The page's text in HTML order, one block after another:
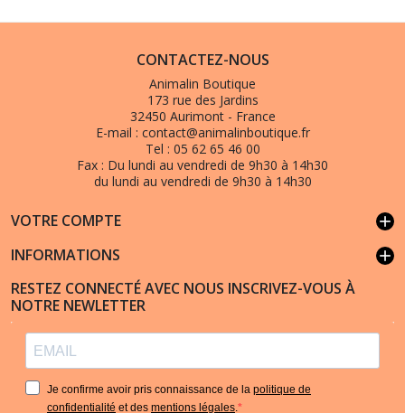
CONTACTEZ-NOUS
Animalin Boutique
173 rue des Jardins
32450 Aurimont - France
E-mail : contact@animalinboutique.fr
Tel : 05 62 65 46 00
Fax : Du lundi au vendredi de 9h30 à 14h30
du lundi au vendredi de 9h30 à 14h30
VOTRE COMPTE add
INFORMATIONS add
RESTEZ CONNECTÉ AVEC NOUS INSCRIVEZ-VOUS À
NOTRE NEWLETTER
Je confirme avoir pris connaissance de la politique de
confidentialité et des mentions légales.